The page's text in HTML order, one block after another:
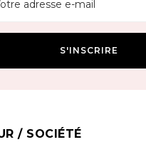
/ SOCIÉTÉ